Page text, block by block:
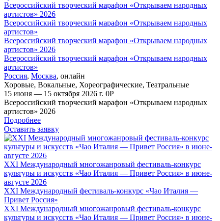
Всероссийский творческий марафон «Открываем народных
артистов» 2026
Всероссийский творческий марафон «Открываем народных
артистов»
Всероссийский творческий марафон «Открываем народных
артистов» 2026
Всероссийский творческий марафон «Открываем народных
артистов»
Россия, Москва, онлайн
Хоровые, Вокальные, Хореографические, Театральные
15 июня — 15 октября 2026 г. 0Р
Всероссийский творческий марафон «Открываем народных
артистов» 2026
Подробнее
Оставить заявку
XXI Международный многожанровый фестиваль-конкурс
культуры и искусств «Чао Италия — Привет Россия» в июне-
августе 2026
XXI Международный фестиваль-конкурс «Чао Италия —
Привет Россия»
XXI Международный многожанровый фестиваль-конкурс
культуры и искусств «Чао Италия — Привет Россия» в июне-